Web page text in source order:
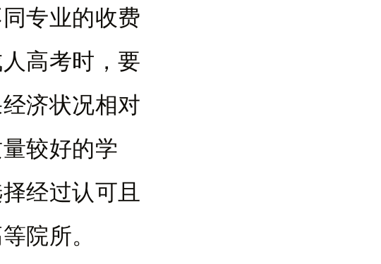
专业的收费
高考时，要
济状况相对
较好的学
经过认可且
院所。